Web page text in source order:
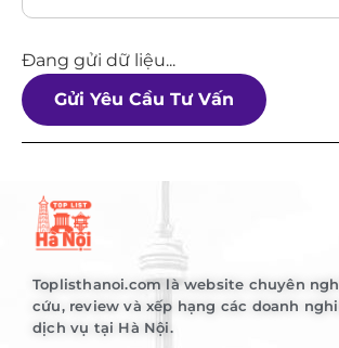
Đang gửi dữ liệu...
Gửi Yêu Cầu Tư Vấn
Toplisthanoi.com là website chuyên
cứu, review và xếp hạng các doanh
dịch vụ tại Hà Nội.